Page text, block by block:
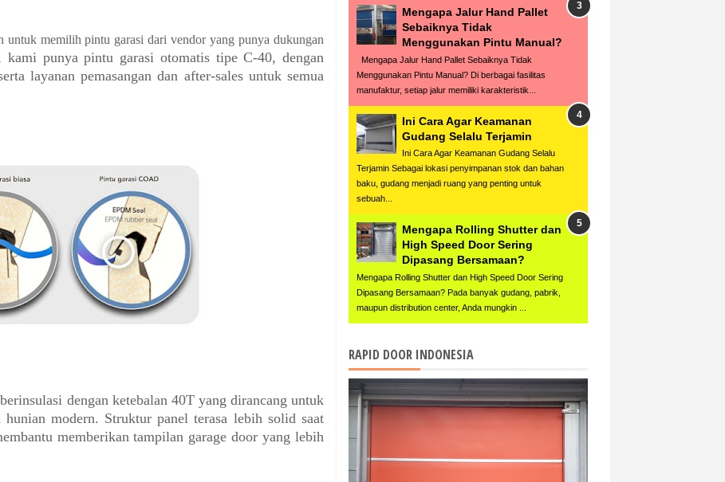
memilih pintu garasi dari vendor yang punya dukungan
kami punya pintu garasi otomatis tipe C-40, dengan
layanan pemasangan dan after-sales untuk semua
dengan ketebalan 40T yang dirancang untuk
hunian modern. Struktur panel terasa lebih solid saat
memberikan tampilan garage door yang lebih
Mengapa Jalur Hand Pallet
Sebaiknya Tidak
Menggunakan Pintu Manual?
Mengapa Jalur Hand Pallet Sebaiknya Tidak
Menggunakan Pintu Manual? Di berbagai fasilitas
manufaktur, setiap jalur memiliki karakteristik...
Ini Cara Agar Keamanan
Gudang Selalu Terjamin
Ini Cara Agar Keamanan Gudang Selalu
Terjamin Sebagai lokasi penyimpanan stok dan bahan
baku, gudang menjadi ruang yang penting untuk
sebuah...
Mengapa Rolling Shutter dan
High Speed Door Sering
Dipasang Bersamaan?
Mengapa Rolling Shutter dan High Speed Door Sering
Dipasang Bersamaan? Pada banyak gudang, pabrik,
maupun distribution center, Anda mungkin ...
RAPID DOOR INDONESIA